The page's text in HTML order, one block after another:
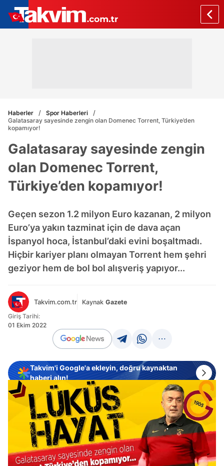
Haberler
Spor Haberleri
Galatasaray sayesinde zengin olan Domenec Torrent, Türkiye’den
kopamıyor!
Galatasaray sayesinde zengin
olan Domenec Torrent,
Türkiye’den kopamıyor!
Geçen sezon 1.2 milyon Euro kazanan, 2 milyon
Euro’ya yakın tazminat için de dava açan
İspanyol hoca, İstanbul’daki evini boşaltmadı.
Hiçbir kariyer planı olmayan Torrent hem şehri
geziyor hem de bol bol alışveriş yapıyor...
Takvim.com.tr Kaynak Gazete
Giriş Tarihi:
01 Ekim 2022
Takvim'i Google'a ekleyin, doğru kaynaktan
haberi alın!